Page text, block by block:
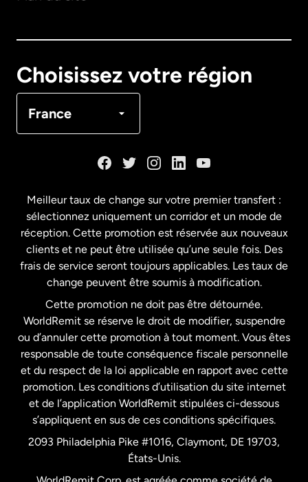
Choisissez votre région
France
Français
États-Unis English
États-Unis Español
France
Malaisie
Nouvelle-Zélande
Pays-Bas
Meilleur taux de change sur votre premier transfert :
sélectionnez uniquement un corridor et un mode de
réception. Cette promotion est réservée aux nouveaux
clients et ne peut être utilisée qu’une seule fois. Des
frais de service seront toujours applicables. Les taux de
change peuvent être soumis à modification.
Cette promotion ne doit pas être détournée.
WorldRemit se réserve le droit de modifier, suspendre
ou d’annuler cette promotion à tout moment. Vous êtes
responsable de toute conséquence fiscale personnelle
et du respect de la loi applicable en rapport avec cette
promotion. Les conditions d’utilisation du site internet
et de l’application WorldRemit stipulées ci-dessous
s’appliquent en sus de ces conditions spécifiques.
2093 Philadelphia Pike #1016, Claymont, DE 19703,
États-Unis.